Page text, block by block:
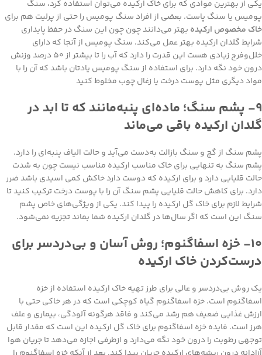
یکی از بهترین موادی که برای خاک ارکیده می‌توان استفاده کرد، سنگ
پومیس یا سنگ پاست. بعضی از افراد سنگ پومیس را حتی از پرلیت هم برای
خاک مخصوص ارکیده بهتر می‌دانند چون چون این سنگ در حفظ پایداری
شرایط گلدان ارکیده بهتر عمل می‌کند. سنگ پومیس از آنجا که دارای
خلل‌و‌فرج زیادی هست این قدرت را دارد که آب را تا بیشتر از ۵۰ درصد وزنش
درون خود نگه دارد. برای استفاده از سنگ پومیس یادتان باشد که آن را با
مواد دیگری مثل پوست درخت یا زغال چوب مخلوط کنید
۹- پشم سنگ؛ ماده‌ای پنبه‌مانند که تا ابد در
گلدان ارکیده باقی می‌ماند
پشم سنگ از گچ و سنگ بازالت به‌دست می‌آید و حالت الیاف پنبه‌ای را دارد.
پشم سنگ به تنهایی برای خاک مناسب ارکیده مناسب نیست چون به شدت
حالت قلیایی دارد و برای ارکیده که دوست دارد خاکش کمی اسیدی باشد ضرر
دارد. برای کاهش حالت قلیایی پشم سنگ آن را با پوست درخت ترکیب کنید تا
شرایط لازم برای خاک گل ارکیده را پیدا کند. یکی از ویژگی‌های خاص پشم
سنگ این است که اگر سال‌ها در گلدان ارکیده شما بماند تجزیه نمی‌شود.
۱۰- خزه اسفاگنوم؛ روش آسان و بی‌دردسر برای
درست‌کردن خاک ارکیده
یک روش بی‌دردسر و عالی برای طرز تهیه خاک ارکیده استفاده از خزه
اسفاگنوم است. خزه اسفاگنوم گیاه کوچکی است که در هر خاکی حتی با
ارزش غذایی ضعیف هم رشد می‌کند و فاقد هرگونه آلودگی، بیماری و علف
هرز است. فایده خزه اسفاگنوم برای خاک گل ارکیده این است که مقدار قابل
توجهی رطوبت را درون خود نگه می‌دارد و ازطرفی اجازه می‌دهد تا جریان هوا